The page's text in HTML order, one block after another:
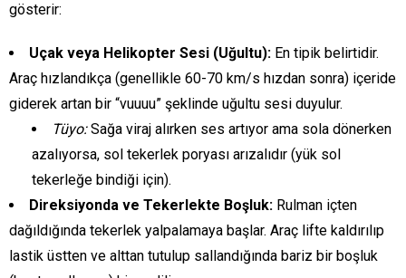
gösterir:
Uçak veya Helikopter Sesi (Uğultu): En tipik belirtidir.
Araç hızlandıkça (genellikle 60-70 km/s hızdan sonra) içeride
giderek artan bir “vuuuu” şeklinde uğultu sesi duyulur.
Tüyo:Sağa viraj alırken ses artıyor ama sola dönerken
azalıyorsa, sol tekerlek poryası arızalıdır (yük sol
tekerleğe bindiği için).
Direksiyonda ve Tekerlekte Boşluk: Rulman içten
dağıldığında tekerlek yalpalamaya başlar. Araç lifte kaldırılıp
lastik üstten ve alttan tutulup sallandığında bariz bir boşluk